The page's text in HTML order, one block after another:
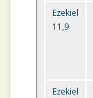
Ezekiel
11,9
Ezekiel